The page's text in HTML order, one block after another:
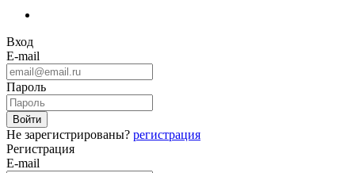
Вход
E-mail
Пароль
Не зарегистрированы? регистрация
Регистрация
E-mail